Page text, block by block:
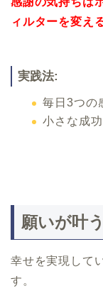
ィルターを変え
実践法:
毎日3つの
小さな成
願いが叶
幸せを実現して
す。